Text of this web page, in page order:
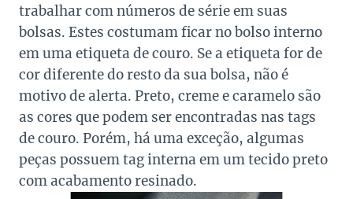
trabalhar com números de série em suas
bolsas. Estes costumam ficar no bolso interno
em uma etiqueta de couro. Se a etiqueta for de
cor diferente do resto da sua bolsa, não é
motivo de alerta. Preto, creme e caramelo são
as cores que podem ser encontradas nas tags
de couro. Porém, há uma exceção, algumas
peças possuem tag interna em um tecido preto
com acabamento resinado.